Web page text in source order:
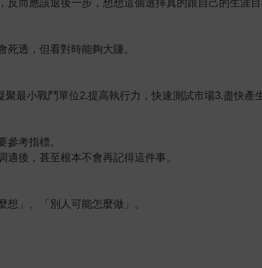
透，但看對時能夠大賺。
最小戰鬥單位2.提高執行力，快速測試市場3.盡快產
考指標。
適後，甚至根本不會再記得這件事。
」、「別人可能怎麼做」。